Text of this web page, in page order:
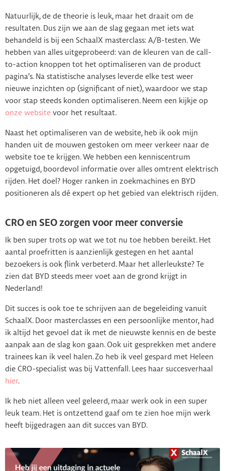
Natuurlijk, de de theorie is leuk, maar het draait om de
resultaten. Dus zijn we aan de slag gegaan met iets wat
behandeld is bij een SchaalX masterclass: A/B-testen. We
hebben van alles uitgeprobeerd: van de kleuren van de call-
to-action knoppen tot het optimaliseren van de product
pagina’s. Na statistische analyses leverde elke test weer
nieuwe inzichten op (significant of niet), waardoor we stap
voor stap steeds konden optimaliseren. Neem een kijkje op
onze website voor het resultaat.
Naast het optimaliseren van de website, heb ik ook mijn
handen uit de mouwen gestoken om meer verkeer naar de
website toe te krijgen. We hebben een kenniscentrum
opgetuigd, boordevol informatie over alles omtrent elektrisch
rijden. Het doel? Hoger ranken in zoekmachines en BYD
positioneren als dé expert op het gebied van elektrisch rijden.
CRO en SEO zorgen voor meer conversie
Ik ben super trots op wat we tot nu toe hebben bereikt. Het
aantal proefritten is aanzienlijk gestegen en het aantal
bezoekers is ook flink verbeterd. Maar het allerleukste? Te
zien dat BYD steeds meer voet aan de grond krijgt in
Nederland!
Dit succes is ook toe te schrijven aan de begeleiding vanuit
SchaalX. Door masterclasses en een persoonlijke mentor, had
ik altijd het gevoel dat ik met de nieuwste kennis en de beste
aanpak aan de slag kon gaan. Ook uit gesprekken met andere
trainees kan ik veel halen. Zo heb ik veel gespard met Heleen
die CRO-specialist was bij Vattenfall. Lees haar succesverhaal
hier.
Ik heb niet alleen veel geleerd, maar werk ook in een super
leuk team. Het is ontzettend gaaf om te zien hoe mijn werk
heeft bijgedragen aan dit succes van BYD.